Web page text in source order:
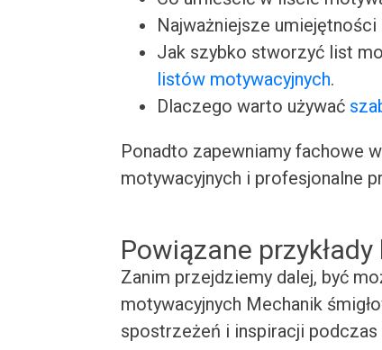
Najważniejsze
Jak szybko stworzyć list
listów motywacyjnych.
Dlaczego warto używać
Ponadto zapewniamy fachowe
motywacyjnych i profesjonalne
Powiązane
Zanim przejdziemy dalej, być
motywacyjnych Mechanik
spostrzeżeń i inspiracji